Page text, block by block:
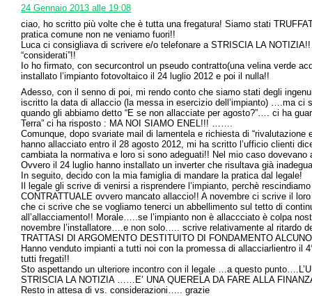
24 Gennaio 2013 alle 19:08
ciao, ho scritto più volte che è tutta una fregatura! Siamo stati
pratica comune non ne veniamo fuori!!
Luca ci consigliava di scrivere e/o telefonare a STRISCIA LA
“considerati”!!
Io ho firmato, con securcontrol un pseudo contratto(una velina verde
installato l’impianto fotovoltaico il 24 luglio 2012 e poi il nulla!!
Adesso, con il senno di poi, mi rendo conto che siamo stati degli
iscritto la data di allaccio (la messa in esercizio dell’impianto) ….ma ci
quando gli abbiamo detto “E se non allacciate per agosto?”…. ci ha
Terra” ci ha risposto : MA NOI SIAMO ENEL!!! …….
Comunque, dopo svariate mail di lamentela e richiesta di “rivalutazione
hanno allacciato entro il 28 agosto 2012, mi ha scritto l’ufficio clienti
cambiata la normativa e loro si sono adeguati!! Nel mio caso dovevano
Ovvero il 24 luglio hanno installato un inverter che risultava già
In seguito, decido con la mia famiglia di mandare la pratica dal legale!
Il legale gli scrive di venirsi a risprendere l’impianto, perchè
CONTRATTUALE ovvero mancato allaccio!! A novembre ci scrive il
che ci scrive che se vogliamo tenerci un abbellimento sul tetto di
all’allacciamento!! Morale…..se l’impianto non è allaccciato è colpa
novembre l’installatore….e non solo….. scrive relativamente al ritardo
TRATTASI DI ARGOMENTO DESTITUITO DI FONDAMENTO
Hanno venduto impianti a tutti noi con la promessa di allacciarlientro il
tutti fregati!!
Sto aspettando un ulteriore incontro con il legale …a questo
STRISCIA LA NOTIZIA ……E’ UNA QUERELA DA FARE ALLA
Resto in attesa di vs. considerazioni….. grazie